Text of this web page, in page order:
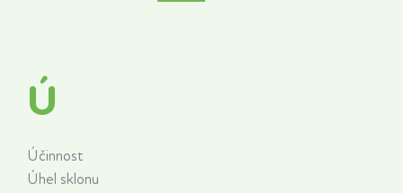
Ú
Účinnost
Úhel sklonu